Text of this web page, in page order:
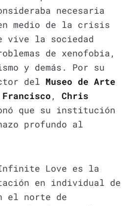
necesaria
medio de la crisis
vive la sociedad
de xenofobia,
y demás. Por su
del Museo de Arte
Francisco , Chris
que su institución
profundo al
Love es la
en individual de
el norte de